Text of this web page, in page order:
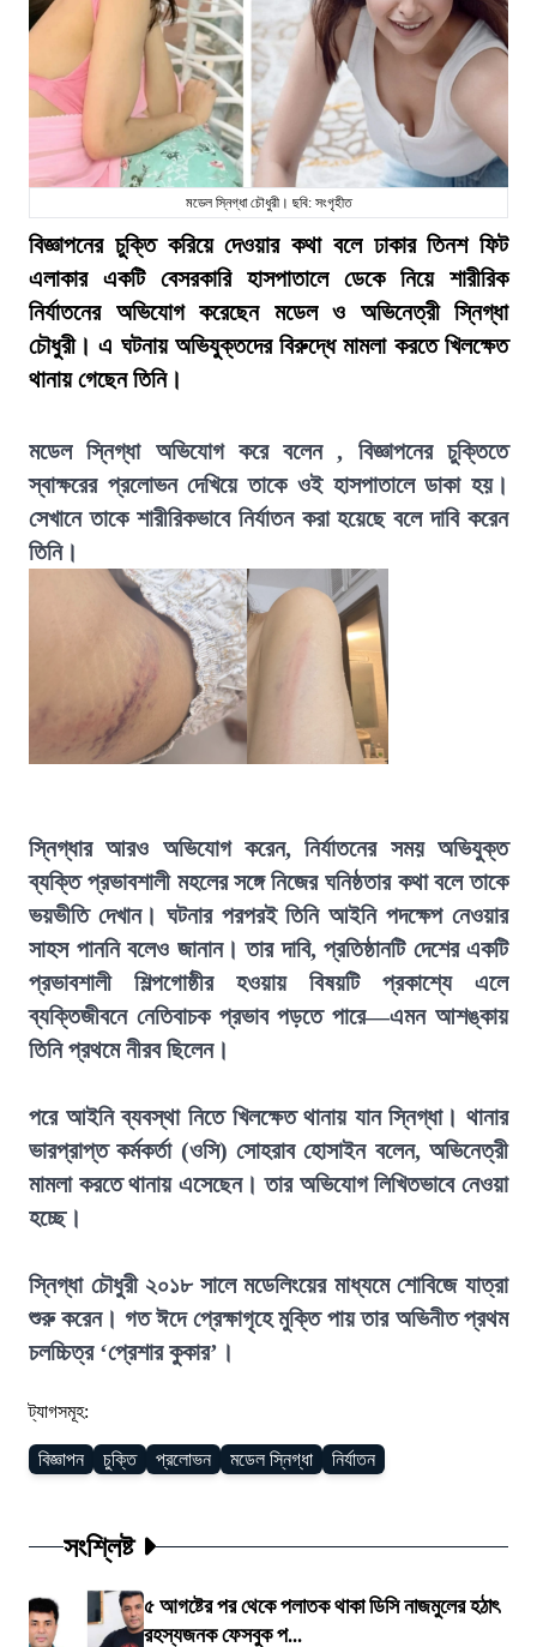
মডেল স্নিগ্ধা চৌধুরী। ছবি: সংগৃহীত
বিজ্ঞাপনের চুক্তি করিয়ে দেওয়ার কথা বলে ঢাকার তিনশ ফিট
এলাকার একটি বেসরকারি হাসপাতালে ডেকে নিয়ে শারীরিক
নির্যাতনের অভিযোগ করেছেন মডেল ও অভিনেত্রী স্নিগ্ধা
চৌধুরী। এ ঘটনায় অভিযুক্তদের বিরুদ্ধে মামলা করতে খিলক্ষেত
থানায় গেছেন তিনি।
মডেল স্নিগ্ধা অভিযোগ করে বলেন , বিজ্ঞাপনের চুক্তিতে
স্বাক্ষরের প্রলোভন দেখিয়ে তাকে ওই হাসপাতালে ডাকা হয়।
সেখানে তাকে শারীরিকভাবে নির্যাতন করা হয়েছে বলে দাবি করেন
তিনি।
স্নিগ্ধার আরও অভিযোগ করেন, নির্যাতনের সময় অভিযুক্ত
ব্যক্তি প্রভাবশালী মহলের সঙ্গে নিজের ঘনিষ্ঠতার কথা বলে তাকে
ভয়ভীতি দেখান। ঘটনার পরপরই তিনি আইনি পদক্ষেপ নেওয়ার
সাহস পাননি বলেও জানান। তার দাবি, প্রতিষ্ঠানটি দেশের একটি
প্রভাবশালী শিল্পগোষ্ঠীর হওয়ায় বিষয়টি প্রকাশ্যে এলে
ব্যক্তিজীবনে নেতিবাচক প্রভাব পড়তে পারে—এমন আশঙ্কায়
তিনি প্রথমে নীরব ছিলেন।
পরে আইনি ব্যবস্থা নিতে খিলক্ষেত থানায় যান স্নিগ্ধা। থানার
ভারপ্রাপ্ত কর্মকর্তা (ওসি) সোহরাব হোসাইন বলেন, অভিনেত্রী
মামলা করতে থানায় এসেছেন। তার অভিযোগ লিখিতভাবে নেওয়া
হচ্ছে।
স্নিগ্ধা চৌধুরী ২০১৮ সালে মডেলিংয়ের মাধ্যমে শোবিজে যাত্রা
শুরু করেন। গত ঈদে প্রেক্ষাগৃহে মুক্তি পায় তার অভিনীত প্রথম
চলচ্চিত্র ‘প্রেশার কুকার’।
ট্যাগসমূহ:
বিজ্ঞাপন চুক্তি প্রলোভন মডেল স্নিগ্ধা নির্যাতন
সংশ্লিষ্ট
৫ আগষ্টের পর থেকে পলাতক থাকা ডিসি নাজমুলের হঠাৎ
রহস্যজনক ফেসবুক প...